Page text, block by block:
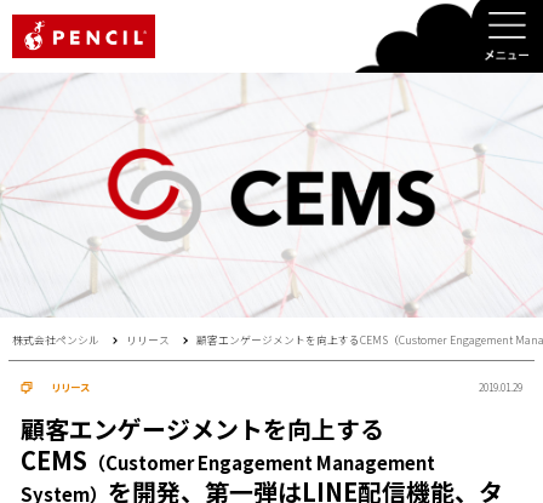
株式会社ペンシル リリース 顧客エンゲージメントを向上するCEMS（Customer Engagement
リリース 2019.01.29
顧客エンゲージメントを向上する
CEMS （Customer Engagement Management
System） を開発、第一弾はLINE配信機能、タ